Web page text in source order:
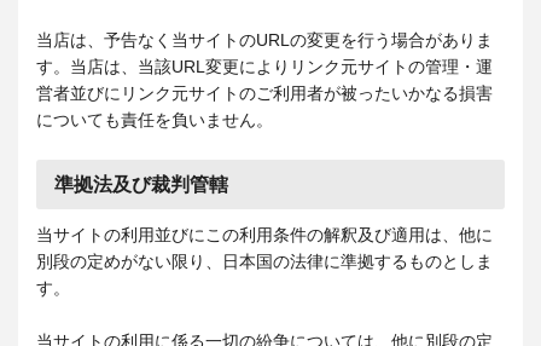
当店は、予告なく当サイトのURLの変更を行う場合がありま
す。当店は、当該URL変更によりリンク元サイトの管理・運
営者並びにリンク元サイトのご利用者が被ったいかなる損害
についても責任を負いません。
準拠法及び裁判管轄
当サイトの利用並びにこの利用条件の解釈及び適用は、他に
別段の定めがない限り、日本国の法律に準拠するものとしま
す。
当サイトの利用に係る一切の紛争については、他に別段の定